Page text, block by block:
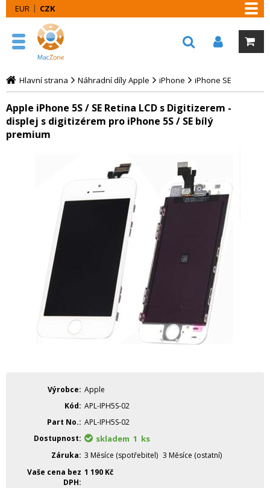
EUR CZK
Hlavní strana Náhradní díly Apple iPhone iPhone SE
Apple iPhone 5S / SE Retina LCD s Digitizerem -
displej s digitizérem pro iPhone 5S / SE bílý
premium
Výrobce Apple
Kód APL-IPH5S-02
Part No. APL-IPH5S-02
Dostupnost
skladem 1 ks
Záruka 3 Měsíce (spotřebitel) 3 Měsíce (ostatní)
Vaše cena bez
DPH
1 190 Kč